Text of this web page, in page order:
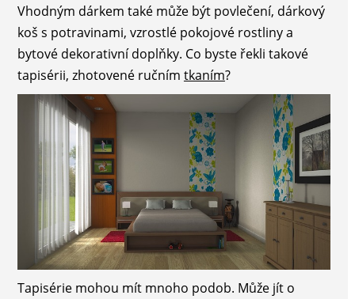
Vhodným dárkem také může být povlečení, dárkový
koš s potravinami, vzrostlé pokojové rostliny a
bytové dekorativní doplňky. Co byste řekli takové
tapisérii, zhotovené ručním tkaním?
Tapisérie mohou mít mnoho podob. Může jít o